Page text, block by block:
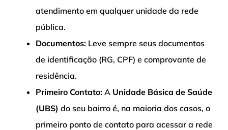
atendimento em qualquer unidade da rede
pública.
Documentos: Leve sempre seus documentos
de identificação (RG, CPF) e comprovante de
residência.
Primeiro Contato: A Unidade Básica de Saúde
(UBS) do seu bairro é, na maioria dos casos, o
primeiro ponto de contato para acessar a rede